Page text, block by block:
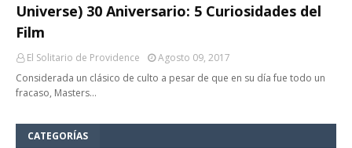
Universe) 30 Aniversario: 5 Curiosidades del
Film
El Solitario de Providence
Agosto 09, 2017
Considerada un clásico de culto a pesar de que en su día fue todo un
fracaso, Masters…
CATEGORÍAS